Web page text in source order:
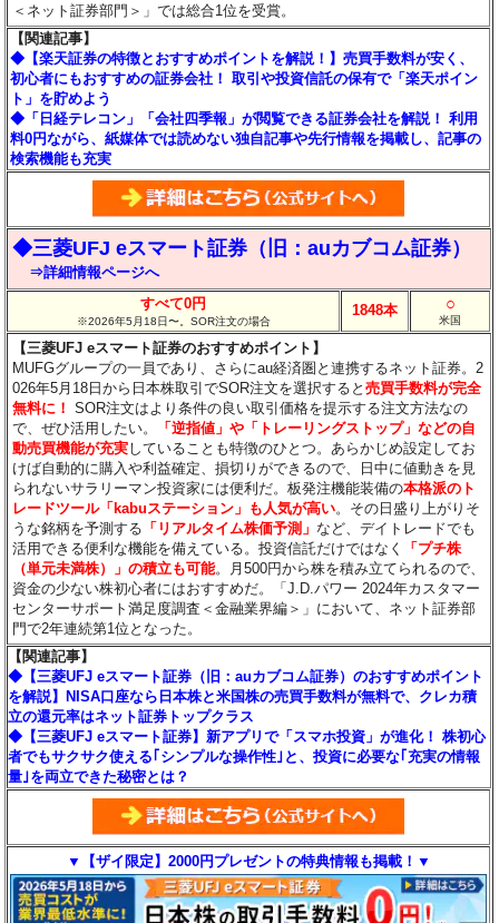
＜ネット証券部門＞」では総合1位を受賞。
【関連記事】
◆【楽天証券の特徴とおすすめポイントを解説！】売買手数料が安く、
初心者にもおすすめの証券会社！ 取引や投資信託の保有で「楽天ポイン
ト」を貯めよう
◆「日経テレコン」「会社四季報」が閲覧できる証券会社を解説！ 利用
料0円ながら、紙媒体では読めない独自記事や先行情報を掲載し、記事の
検索機能も充実
◆三菱UFJ eスマート証券（旧：auカブコム証券）
⇒詳細情報ページへ
すべて0円
※2026年5月18日〜。SOR注文の場合
1848本 ○
米国
【三菱UFJ eスマート証券のおすすめポイント】
MUFGグループの一員であり、さらにau経済圏と連携するネット証券。2
026年5月18日から日本株取引でSOR注文を選択すると売買手数料が完全
無料に！ SOR注文はより条件の良い取引価格を提示する注文方法なの
で、ぜひ活用したい。
「逆指値」や「トレーリングストップ」などの自
動売買機能が充実していることも特徴のひとつ。あらかじめ設定してお
けば自動的に購入や利益確定、損切りができるので、日中に値動きを見
られないサラリーマン投資家には便利だ。板発注機能装備の本格派のト
レードツール「kabuステーション」も人気が高い。その日盛り上がりそ
うな銘柄を予測する 「リアルタイム株価予測」 など、デイトレードでも
活用できる便利な機能を備えている。投資信託だけではなく
「プチ株
（単元未満株）」の積立も可能。月500円から株を積み立てられるので、
資金の少ない株初心者にはおすすめだ。「J.D.パワー 2024年カスタマー
センターサポート満足度調査＜金融業界編＞」において、ネット証券部
門で2年連続第1位となった。
【関連記事】
◆【三菱UFJ eスマート証券（旧：auカブコム証券）のおすすめポイント
を解説】NISA口座なら日本株と米国株の売買手数料が無料で、クレカ積
立の還元率はネット証券トップクラス
◆【三菱UFJ eスマート証券】新アプリで「スマホ投資」が進化！ 株初心
者でもサクサク使える｢シンプルな操作性｣と、投資に必要な｢充実の情報
量｣を両立できた秘密とは？
▼【ザイ限定】2000円プレゼントの特典情報も掲載！▼